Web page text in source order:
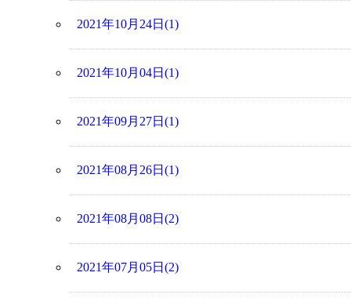
2021年10月24日(1)
2021年10月04日(1)
2021年09月27日(1)
2021年08月26日(1)
2021年08月08日(2)
2021年07月05日(2)